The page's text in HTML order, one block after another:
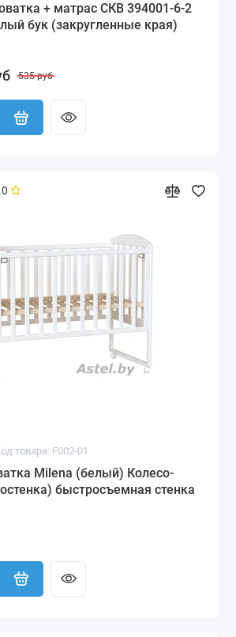
+ матрас СКВ 394001-6-2
бук (закругленные края)
535 руб
товара: F002-01
Milena (белый) Колесо-
быстросъемная стенка